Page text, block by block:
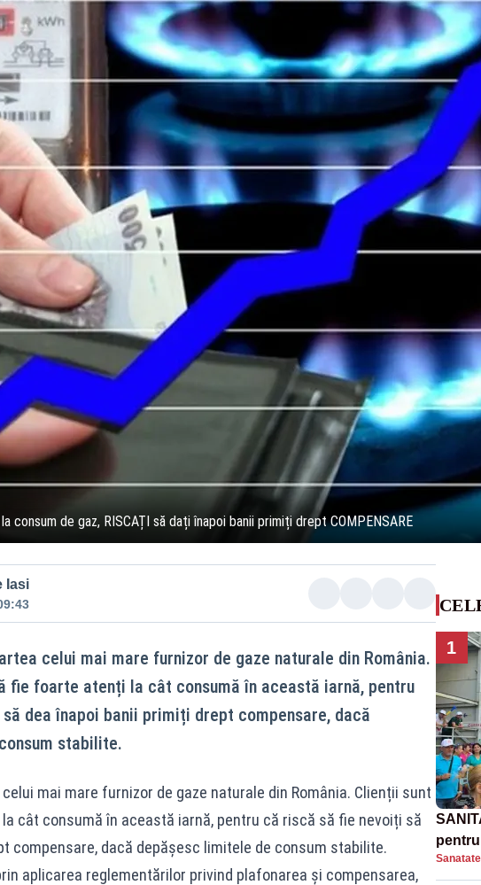
consum de gaz, RISCAȚI să dați înapoi banii primiți drept COMPENSARE
Iasi
celui mai mare furnizor de gaze naturale din România.
fie foarte atenți la cât consumă în această iarnă, pentru
dea înapoi banii primiți drept compensare, dacă
stabilite.
mai mare furnizor de gaze naturale din România. Clienții sunt
cât consumă în această iarnă, pentru că riscă să fie nevoiți să
compensare, dacă depășesc limitele de consum stabilite.
aplicarea reglementărilor privind plafonarea și compensarea,
1
Sanatate